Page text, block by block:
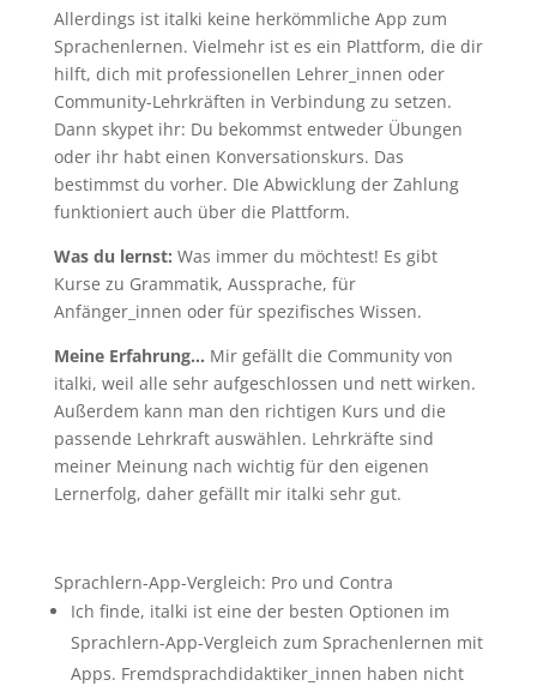
Allerdings ist italki keine herkömmliche App zum
Sprachenlernen. Vielmehr ist es ein Plattform, die dir
hilft, dich mit professionellen Lehrer_innen oder
Community-Lehrkräften in Verbindung zu setzen.
Dann skypet ihr: Du bekommst entweder Übungen
oder ihr habt einen Konversationskurs. Das
bestimmst du vorher. DIe Abwicklung der Zahlung
funktioniert auch über die Plattform.
Was du lernst: Was immer du möchtest! Es gibt
Kurse zu Grammatik, Aussprache, für
Anfänger_innen oder für spezifisches Wissen.
Meine Erfahrung… Mir gefällt die Community von
italki, weil alle sehr aufgeschlossen und nett wirken.
Außerdem kann man den richtigen Kurs und die
passende Lehrkraft auswählen. Lehrkräfte sind
meiner Meinung nach wichtig für den eigenen
Lernerfolg, daher gefällt mir italki sehr gut.
Sprachlern-App-Vergleich: Pro und Contra
Ich finde, italki ist eine der besten Optionen im
Sprachlern-App-Vergleich zum Sprachenlernen mit
Apps. Fremdsprachdidaktiker_innen haben nicht